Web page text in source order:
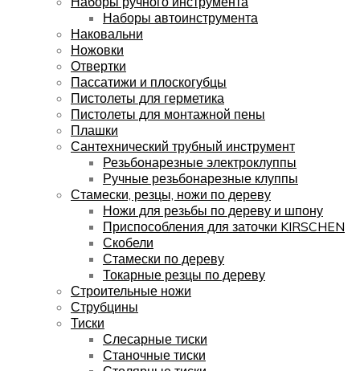
Наборы автоинструмента
Наковальни
Ножовки
Отвертки
Пассатижи и плоскогубцы
Пистолеты для герметика
Пистолеты для монтажной пены
Плашки
Сантехнический трубный инструмент
Резьбонарезные электроклуппы
Ручные резьбонарезные клуппы
Стамески, резцы, ножи по дереву
Ножи для резьбы по дереву и шпону
Приспособления для заточки KIRSCHEN
Скобели
Стамески по дереву
Токарные резцы по дереву
Строительные ножи
Струбцины
Тиски
Слесарные тиски
Станочные тиски